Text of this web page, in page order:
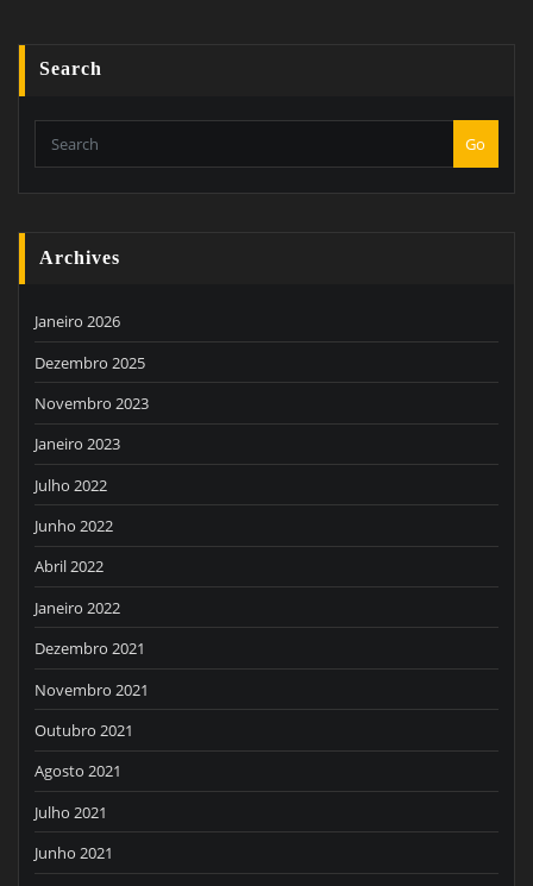
Search
Go
Archives
Janeiro 2026
Dezembro 2025
Novembro 2023
Janeiro 2023
Julho 2022
Junho 2022
Abril 2022
Janeiro 2022
Dezembro 2021
Novembro 2021
Outubro 2021
Agosto 2021
Julho 2021
Junho 2021